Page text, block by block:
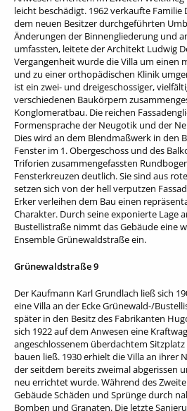
leicht beschädigt. 1962 verkaufte Familie
dem neuen Besitzer durchgeführten
Änderungen der Binnengliederung und
umfassten, leitete der Architekt Ludwig
Vergangenheit wurde die Villa um einen
und zu einer orthopädischen Klinik
ist ein zwei- und dreigeschossiger,
verschiedenen Baukörpern
Konglomeratbau. Die reichen
Formensprache der Neugotik und der
Dies wird an dem Blendmaßwerk in den
Fenster im 1. Obergeschoss und des
Triforien zusammengefassten
Fensterkreuzen deutlich. Sie sind aus
setzen sich von der hell verputzen
Erker verleihen dem Bau einen
Charakter. Durch seine exponierte Lage
Bustellistraße nimmt das Gebäude eine
Ensemble Grünewaldstraße ein.
Grünewaldstraße 9
Der Kaufmann Karl Grundlach ließ sich
eine Villa an der Ecke Grünewald-/
später in den Besitz des Fabrikanten
sich 1922 auf dem Anwesen eine
angeschlossenem überdachtem
bauen ließ. 1930 erhielt die Villa an ihrer
der seitdem bereits zweimal abgerissen
neu errichtet wurde. Während des
Gebäude Schäden und Sprünge durch
Bomben und Granaten. Die letzte